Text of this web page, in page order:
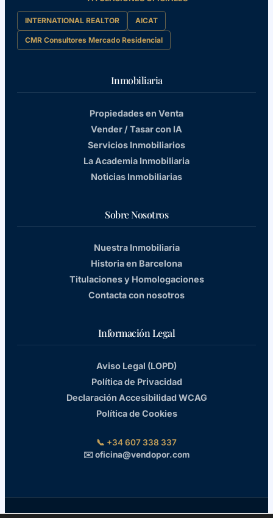
INTERNATIONAL REALTOR AICAT
CMR Consultores Mercado Residencial
Inmobiliaria
Propiedades en Venta
Vender / Tasar con IA
Servicios Inmobiliarios
La Academia Inmobiliaria
Noticias Inmobiliarias
Sobre Nosotros
Nuestra Inmobiliaria
Historia en Barcelona
Titulaciones y Homologaciones
Contacta con nosotros
Información Legal
Aviso Legal (LOPD)
Política de Privacidad
Declaración Accesibilidad WCAG
Política de Cookies
📞 +34 607 338 337
✉️ oficina@vendopor.com